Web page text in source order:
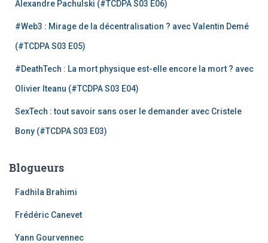
Alexandre Pachulski (#TCDPA S03 E06)
#Web3 : Mirage de la décentralisation ? avec Valentin Demé
(#TCDPA S03 E05)
#DeathTech : La mort physique est-elle encore la mort ? avec
Olivier Iteanu (#TCDPA S03 E04)
SexTech : tout savoir sans oser le demander avec Cristele
Bony (#TCDPA S03 E03)
Blogueurs
Fadhila Brahimi
Frédéric Canevet
Yann Gourvennec